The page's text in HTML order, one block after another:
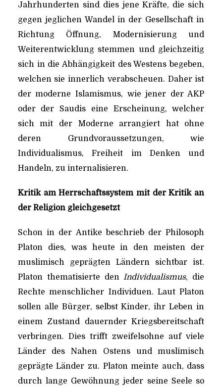
Jahrhunderten sind dies jene Kräfte, die sich
gegen jeglichen Wandel in der Gesellschaft in
Richtung Öffnung, Modernisierung und
Weiterentwicklung stemmen und gleichzeitig
sich in die Abhängigkeit des Westens begeben,
welchen sie innerlich verabscheuen. Daher ist
der moderne Islamismus, wie jener der AKP
oder der Saudis eine Erscheinung, welcher
sich mit der Moderne arrangiert hat ohne
deren Grundvoraussetzungen, wie
Individualismus, Freiheit im Denken und
Handeln, zu internalisieren.
Kritik am Herrschaftssystem mit der Kritik an
der Religion gleichgesetzt
Schon in der Antike beschrieb der Philosoph
Platon dies, was heute in den meisten der
muslimisch geprägten Ländern sichtbar ist.
Platon thematisierte denIndividualismus, die
Rechte menschlicher Individuen. Laut Platon
sollen alle Bürger, selbst Kinder, ihr Leben in
einem Zustand dauernder Kriegsbereitschaft
verbringen. Dies trifft zweifelsohne auf viele
Länder des Nahen Ostens und muslimisch
geprägte Länder zu. Platon meinte auch, dass
durch lange Gewöhnung jeder seine Seele so